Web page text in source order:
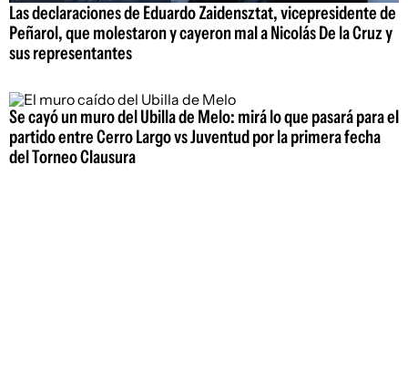
Las declaraciones de Eduardo Zaidensztat, vicepresidente de
Peñarol, que molestaron y cayeron mal a Nicolás De la Cruz y
sus representantes
Se cayó un muro del Ubilla de Melo: mirá lo que pasará para el
partido entre Cerro Largo vs Juventud por la primera fecha
del Torneo Clausura